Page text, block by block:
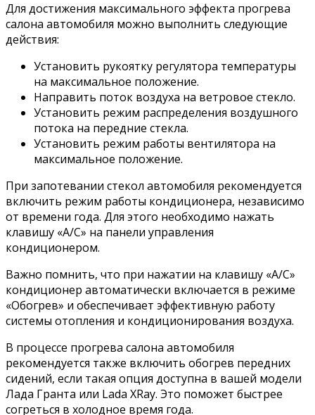
Для достижения максимального эффекта прогрева
салона автомобиля можно выполнить следующие
действия:
Установить рукоятку регулятора температуры
на максимальное положение.
Направить поток воздуха на ветровое стекло.
Установить режим распределения воздушного
потока на передние стекла.
Установить режим работы вентилятора на
максимальное положение.
При запотевании стекол автомобиля рекомендуется
включить режим работы кондиционера, независимо
от времени года. Для этого необходимо нажать
клавишу «A/C» на панели управления
кондиционером.
Важно помнить, что при нажатии на клавишу «A/C»
кондиционер автоматически включается в режиме
«Обогрев» и обеспечивает эффективную работу
системы отопления и кондиционирования воздуха.
В процессе прогрева салона автомобиля
рекомендуется также включить обогрев передних
сидений, если такая опция доступна в вашей модели
Лада Гранта или Lada XRay. Это поможет быстрее
согреться в холодное время года.